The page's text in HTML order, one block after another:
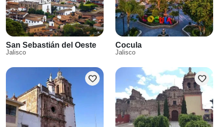
San Sebastián del Oeste
Jalisco
Cocula
Jalisco
favorite favorite